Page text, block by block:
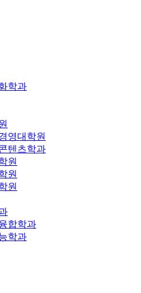
학과
영대학원
텐츠학과
원
원
원
합학과
학과